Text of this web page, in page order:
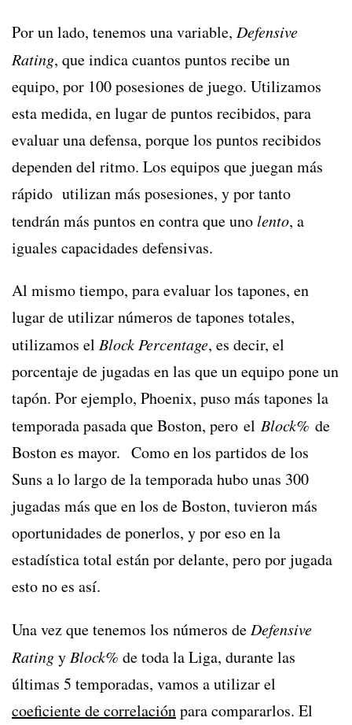
Por un lado, tenemos una variable, Defensive
Rating, que indica cuantos puntos recibe un
equipo, por 100 posesiones de juego. Utilizamos
esta medida, en lugar de puntos recibidos, para
evaluar una defensa, porque los puntos recibidos
dependen del ritmo. Los equipos que juegan más
rápido utilizan más posesiones, y por tanto
tendrán más puntos en contra que unolento, a
iguales capacidades defensivas.
Al mismo tiempo, para evaluar los tapones, en
lugar de utilizar números de tapones totales,
utilizamos el Block Percentage, es decir, el
porcentaje de jugadas en las que un equipo pone un
tapón. Por ejemplo, Phoenix, puso más tapones la
temporada pasada que Boston, pero el Block% de
Boston es mayor. Como en los partidos de los
Suns a lo largo de la temporada hubo unas 300
jugadas más que en los de Boston, tuvieron más
oportunidades de ponerlos, y por eso en la
estadística total están por delante, pero por jugada
esto no es así.
Una vez que tenemos los números de Defensive
Ratingy Block% de toda la Liga, durante las
últimas 5 temporadas, vamos a utilizar el
coeficiente de correlaciónpara compararlos. El